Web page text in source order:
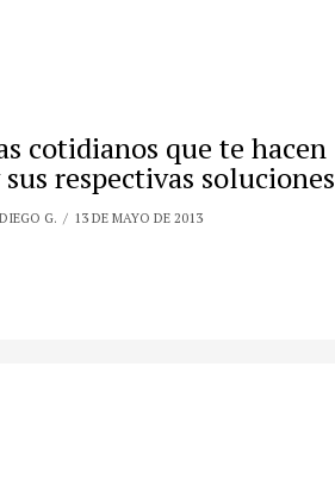
cotidianos que te hacen
respectivas soluciones
G. 13 DE MAYO DE 2013